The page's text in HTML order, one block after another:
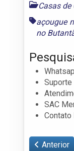
Casas
açougue
no
Suporte
SAC
Contato
Anterior